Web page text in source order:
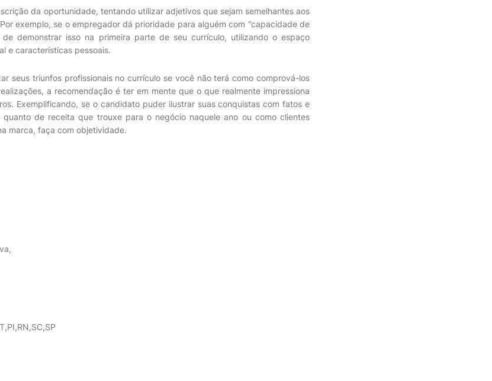
da oportunidade, tentando utilizar adjetivos que sejam semelhantes aos
exemplo, se o empregador dá prioridade para alguém com “capacidade de
de demonstrar isso na primeira parte de seu currículo, utilizando o espaço
e características pessoais.
seus triunfos profissionais no currículo se você não terá como comprová-los
a recomendação é ter em mente que o que realmente impressiona
Exemplificando, se o candidato puder ilustrar suas conquistas com fatos e
quanto de receita que trouxe para o negócio naquele ano ou como clientes
marca, faça com objetividade.